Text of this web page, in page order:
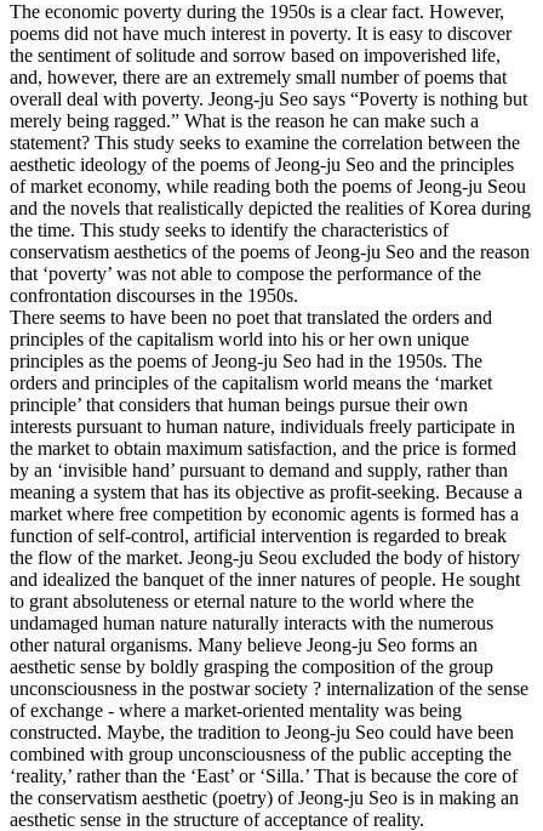
The economic poverty during the 1950s is a clear fact. However,
poems did not have much interest in poverty. It is easy to discover
the sentiment of solitude and sorrow based on impoverished life,
and, however, there are an extremely small number of poems that
overall deal with poverty. Jeong-ju Seo says “Poverty is nothing but
merely being ragged.” What is the reason he can make such a
statement? This study seeks to examine the correlation between the
aesthetic ideology of the poems of Jeong-ju Seo and the principles
of market economy, while reading both the poems of Jeong-ju Seou
and the novels that realistically depicted the realities of Korea during
the time. This study seeks to identify the characteristics of
conservatism aesthetics of the poems of Jeong-ju Seo and the reason
that ‘poverty’ was not able to compose the performance of the
confrontation discourses in the 1950s.
There seems to have been no poet that translated the orders and
principles of the capitalism world into his or her own unique
principles as the poems of Jeong-ju Seo had in the 1950s. The
orders and principles of the capitalism world means the ‘market
principle’ that considers that human beings pursue their own
interests pursuant to human nature, individuals freely participate in
the market to obtain maximum satisfaction, and the price is formed
by an ‘invisible hand’ pursuant to demand and supply, rather than
meaning a system that has its objective as profit-seeking. Because a
market where free competition by economic agents is formed has a
function of self-control, artificial intervention is regarded to break
the flow of the market. Jeong-ju Seou excluded the body of history
and idealized the banquet of the inner natures of people. He sought
to grant absoluteness or eternal nature to the world where the
undamaged human nature naturally interacts with the numerous
other natural organisms. Many believe Jeong-ju Seo forms an
aesthetic sense by boldly grasping the composition of the group
unconsciousness in the postwar society ? internalization of the sense
of exchange - where a market-oriented mentality was being
constructed. Maybe, the tradition to Jeong-ju Seo could have been
combined with group unconsciousness of the public accepting the
‘reality,’ rather than the ‘East’ or ‘Silla.’ That is because the core of
the conservatism aesthetic (poetry) of Jeong-ju Seo is in making an
aesthetic sense in the structure of acceptance of reality.